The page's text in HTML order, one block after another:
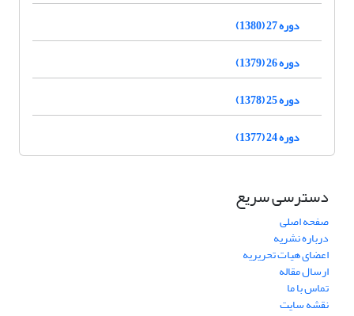
دوره 27 (1380)
دوره 26 (1379)
دوره 25 (1378)
دوره 24 (1377)
دسترسی سریع
صفحه اصلی
درباره نشریه
اعضای هیات تحریریه
ارسال مقاله
تماس با ما
نقشه سایت